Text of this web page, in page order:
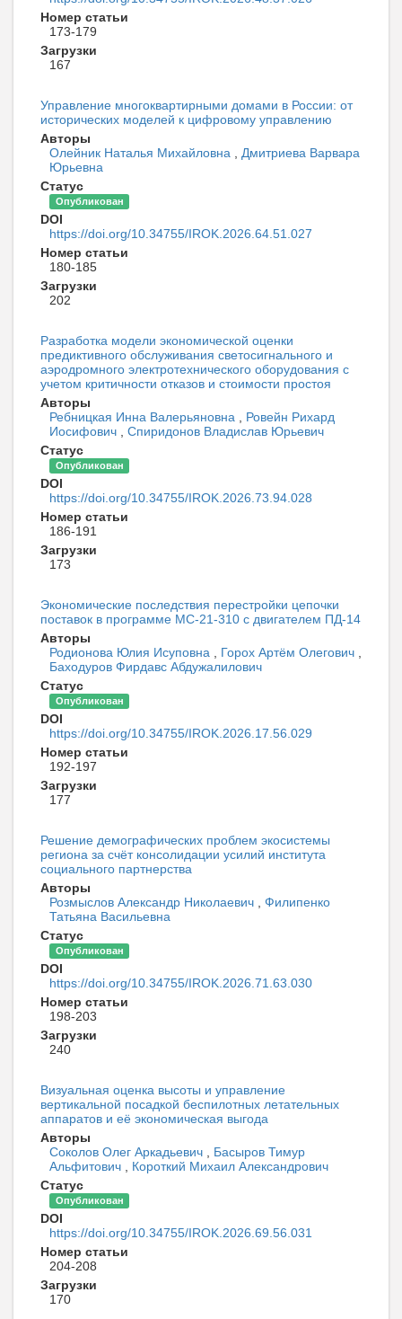
Номер статьи
173-179
Загрузки
167
Управление многоквартирными домами в России: от
исторических моделей к цифровому управлению
Авторы
Олейник Наталья Михайловна
Дмитриева Варвара
Юрьевна
Статус
Опубликован
DOI
https://doi.org/10.34755/IROK.2026.64.51.027
Номер статьи
180-185
Загрузки
202
Разработка модели экономической оценки
предиктивного обслуживания светосигнального и
аэродромного электротехнического оборудования с
учетом критичности отказов и стоимости простоя
Авторы
Ребницкая Инна Валерьяновна
Ровейн Рихард
Иосифович
Спиридонов Владислав Юрьевич
Статус
Опубликован
DOI
https://doi.org/10.34755/IROK.2026.73.94.028
Номер статьи
186-191
Загрузки
173
Экономические последствия перестройки цепочки
поставок в программе МС-21-310 с двигателем ПД-14
Авторы
Родионова Юлия Исуповна
Горох Артём Олегович
Баходуров Фирдавс Абдужалилович
Статус
Опубликован
DOI
https://doi.org/10.34755/IROK.2026.17.56.029
Номер статьи
192-197
Загрузки
177
Решение демографических проблем экосистемы
региона за счёт консолидации усилий института
социального партнерства
Авторы
Розмыслов Александр Николаевич
Филипенко
Татьяна Васильевна
Статус
Опубликован
DOI
https://doi.org/10.34755/IROK.2026.71.63.030
Номер статьи
198-203
Загрузки
240
Визуальная оценка высоты и управление
вертикальной посадкой беспилотных летательных
аппаратов и её экономическая выгода
Авторы
Соколов Олег Аркадьевич
Басыров Тимур
Альфитович
Короткий Михаил Александрович
Статус
Опубликован
DOI
https://doi.org/10.34755/IROK.2026.69.56.031
Номер статьи
204-208
Загрузки
170